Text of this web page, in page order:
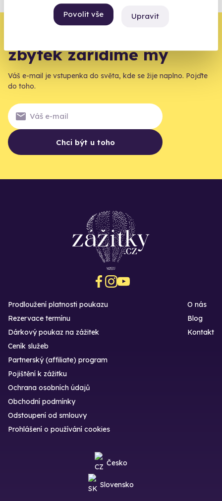
Povolit vše Upravit
Vše o pojištění
zbytek zařídíme my
Váš e-mail je vstupenka do světa, kde se žije naplno. Pojďte
do toho.
Chci být u toho
Prodloužení platnosti poukazu
Rezervace termínu
Dárkový poukaz na zážitek
O nás
Blog
Kontakt
Ceník služeb
Partnerský (affiliate) program
Pojištění k zážitku
Ochrana osobních údajů
Obchodní podmínky
Odstoupení od smlouvy
Prohlášení o používání cookies
Česko
Slovensko